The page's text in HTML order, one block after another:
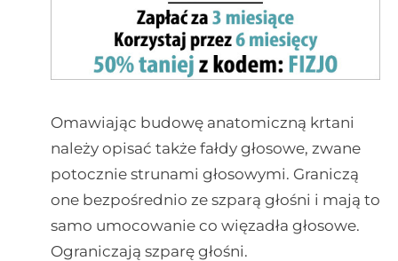
Omawiając budowę anatomiczną krtani
należy opisać także fałdy głosowe, zwane
potocznie strunami głosowymi. Graniczą
one bezpośrednio ze szparą głośni i mają to
samo umocowanie co więzadła głosowe.
Ograniczają szparę głośni.